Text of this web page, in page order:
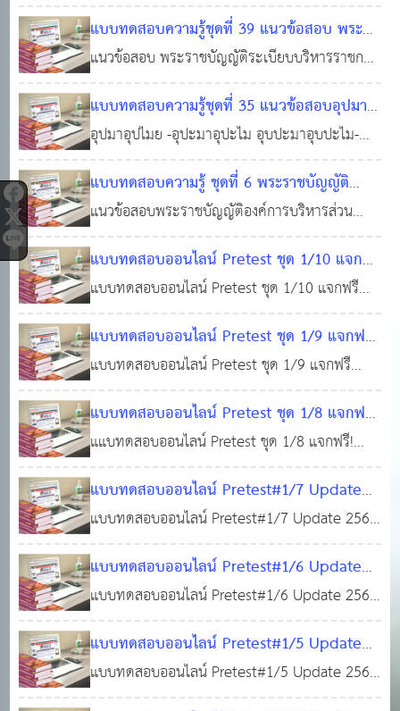
242
ราชการ (กฎหมาย)
เกียรติบัตร #แนวข้อสอบออนไลน์
20 ก.พ.
2564
0 9,607
ราชการ พ.ศ. 2540 พร้อมใบเกียรติบัตร #แนว
ข้อสอบท้องถิ่นฟรี ! #ทำแบบทดสอบฟรี!!! #ข้อสอบ
ท้องถิ่นฟรี !!! #สอบบรรจุท้องถิ่น #แหล่งเรียนรู้ของ
คนท้องถิ่น #ติวสอบออนไลน์ #แนวข้อสอบออนไลน์
แบบทดสอบความรู้ชุดที่ 39 แนวข้อสอบ พระ
ราชบัญญัติระเบียบบริหารราชการแผ่นดิน พ.ศ.
2534 #แนวข้อสอบออนไลน์
23 ก.ย. 2564
0
21,209
แนวข้อสอบ พระราชบัญญัติระเบียบบริหารราชการ
แผ่นดิน พ.ศ. 2534 #แนวข้อสอบท้องถิ่นฟรี ! #ทำ
แบบทดสอบฟรี!!! #ข้อสอบท้องถิ่นฟรี !!! #สอบ
บรรจุท้องถิ่น #แหล่งเรียนรู้ของคนท้องถิ่น
แบบทดสอบความรู้ชุดที่ 35 แนวข้อสอบอุปมา
อุปไมย #แหล่งเรียนรู้ของคนท้องถิ่น #ติวสอบ
ออนไลน์ #แนวข้อสอบออนไลน์
09 ก.ค. 2564
0
12,059
อุปมาอุปไมย -อุปะมาอุปะไม อุบปะมาอุบปะไม-
#แนวข้อสอบท้องถิ่นฟรี ! #ทำแบบทดสอบฟรี!!!
#ข้อสอบท้องถิ่นฟรี !!! #สอบบรรจุท้องถิ่น #แหล่ง
เรียนรู้ของคนท้องถิ่น #ติวสอบออนไลน์ #แนว
ข้อสอบออนไลน์
แบบทดสอบความรู้ ชุดที่ 6 พระราชบัญญัติ
องค์การบริหารส่วนจังหวัด พ.ศ. 2540 และ
แก้ไขเพิ่มเติม
18 พ.ค. 2563 0 7,910
แนวข้อสอบพระราชบัญญัติองค์การบริหารส่วน
จังหวัด พ.ศ. 2540
แบบทดสอบออนไลน์ Pretest ชุด 1/10 แจกฟรี
แบบทดสอบแนวข้อสอบท้องถิ่น ภาคความรู้
ความสามารถทั่วไป(ภาค ก) วิชาความรู้พื้นฐาน
ในการปฏิบัติราชการ (พร้อมใบเกียรติบัตร)
18 ธ.ค. 2565 0 7,144
แบบทดสอบออนไลน์ Pretest ชุด 1/10 แจกฟรี
แบบทดสอบแนวข้อสอบท้องถิ่น ภาคความรู้ความ
สามารถทั่วไป(ภาค ก) วิชาความรู้พื้นฐานในการ
ปฏิบัติราชการ (พร้อมใบเกียรติบัตร)เนื้อหาแนว
ข้อสอบ ประกอบด้วยแบบทดสอบแนวข้อสอบ
รัฐธรรมนูญแห่งราชอาณาจักรไทย พ.ศ. 2560แบบ
ทดสอบแนวข้อส
แบบทดสอบออนไลน์ Pretest ชุด 1/9 แจกฟรี
แบบทดสอบแนวข้อสอบท้องถิ่น ภาคความรู้
ความสามารถทั่วไป(ภาค ก) วิชาความรู้พื้นฐาน
ในการปฏิบัติราชการ (100 ข้อพร้อมใบเกียรติ
บัตร)
03 ธ.ค. 2565 0 5,227
แบบทดสอบออนไลน์ Pretest ชุด 1/9 แจกฟรี
แบบทดสอบแนวข้อสอบท้องถิ่น ภาคความรู้ความ
สามารถทั่วไป(ภาค ก) วิชาความรู้พื้นฐานในการ
ปฏิบัติราชการ (100 ข้อพร้อมใบเกียรติบัตร)
แบบทดสอบออนไลน์ Pretest ชุด 1/8 แจกฟรี!
แบบทดสอบแนวข้อสอบท้องถิ่น ภาคความรู้
ความสามารถทั่วไป(ภาค ก) วิชาความรู้พื้นฐาน
ในการปฏิบัติราชการ พร้อมใบเกียรติบัตร
28
พ.ย. 2565
0 4,862
แแบทดสอบออนไลน์ Pretest ชุด 1/8 แจกฟรี!
แบบทดสอบแนวข้อสอบท้องถิ่น ภาคความรู้ความ
สามารถทั่วไป(ภาค ก) วิชาความรู้พื้นฐานในการ
ปฏิบัติราชการ พร้อมใบเกียรติบัตร เนื้อหาแนว
ข้อสอบ ประกอบด้วยพระราชบัญญัติระเบียบ
บริหารราชการแผ่นดิน พ.ศ. 2534 และแก้ไขเพิ่ม
เติม (ฉบั
แบบทดสอบออนไลน์ Pretest#1/7 Update
2565 แจกฟรี! แบบทดสอบแนวข้อสอบภาค
ความรู้ความสามารถทั่วไป(ภาค ก) วิชากฎหมาย
พื้นฐานที่ใช้ในการปฏิบัติราชการ พร้อมใบเกียรติ
บัตร
25 พ.ย. 2565 0 3,486
แบบทดสอบออนไลน์ Pretest#1/7 Update 2565
แบบทดสอบแนวข้อสอบภาคความรู้ความสามารถ
ทั่วไป(ภาค ก) วิชากฎหมายพื้นฐานที่ใช้ในการ
ปฏิบัติราชการ พร้อมใบเกียรติบัตร เนื้อหาแนว
ข้อสอบ ประกอบด้วย - พระราชบัญญัติกำหนดแผน
และขั้นตอนการกระจายอำนาจให้แก่องค์กร
ปกครองส่วนท้องถิ
แบบทดสอบออนไลน์ Pretest#1/6 Update
2565 แบบทดสอบแนวข้อสอบ ภาคความรู้ความ
สามารถทั่วไป(ภาค ก) วิชากฎหมายพื้นฐานที่ใช้
ในการปฏิบัติราชการ พร้อมใบเกียรติบัตร
25
พ.ค. 2565
0 4,367
แบบทดสอบออนไลน์ Pretest#1/6 Update 2565
#แนวข้อสอบท้องถิ่น #เตรียมสอบบรรจุท้องถิ่น #วิ
ชาความรู้ความสามารถทั่วไป #แนวข้อสอบ
กฎหมายพื้นฐานที่ใช้ในการปฏิบัติราชการ เนื้อหา
แบบทดสอบออนไลน์ Pretest#1/5 Update
2565 #แนวข้อสอบท้องถิ่น #เตรียมสอบบรรจุ
ท้องถิ่น ภาคความรู้ความสามารถทั่วไป(ภาค ก)
แบบทดสอบออนไลน์ Pretest#1/5 Update 2565
#แนวข้อสอบท้องถิ่น #เตรียมสอบบรรจุท้องถิ่น #วิ